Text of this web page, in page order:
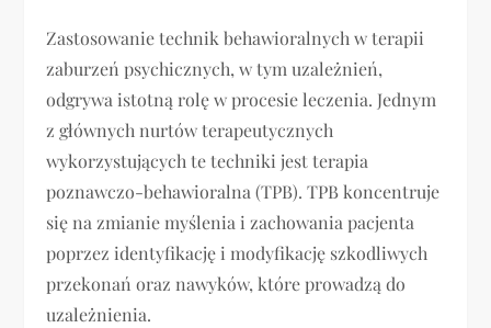
Zastosowanie technik behawioralnych w terapii
zaburzeń psychicznych, w tym uzależnień,
odgrywa istotną rolę w procesie leczenia. Jednym
z głównych nurtów terapeutycznych
wykorzystujących te techniki jest terapia
poznawczo-behawioralna (TPB). TPB koncentruje
się na zmianie myślenia i zachowania pacjenta
poprzez identyfikację i modyfikację szkodliwych
przekonań oraz nawyków, które prowadzą do
uzależnienia.